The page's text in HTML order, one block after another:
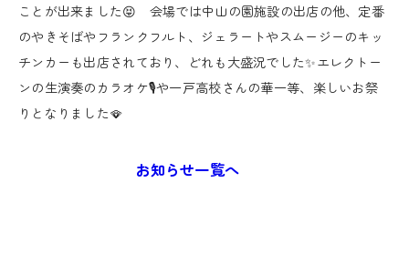
ことが出来ました😝 会場では中山の園施設の出店の他、定番
のやきそばやフランクフルト、ジェラートやスムージーのキッ
チンカーも出店されており、どれも大盛況でした✨エレクトー
ンの生演奏のカラオケ🎙や一戸高校さんの華一等、楽しいお祭
りとなりました🪭
お知らせ一覧へ